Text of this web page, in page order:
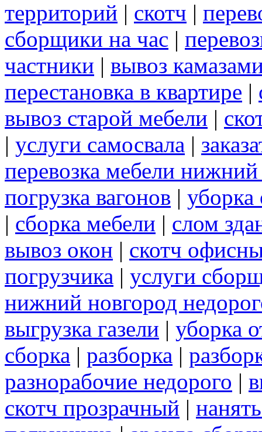
территорий | скотч |
сборщики на час |
частники | вывоз
перестановка в квартире |
вывоз старой мебели |
| услуги самосвала |
перевозка мебели
погрузка вагонов | уборка
| сборка мебели | слом
вывоз окон | скотч
погрузчика | услуги
нижний новгород
выгрузка газели | уборка
сборка | разборка |
разнорабочие недорого |
скотч прозрачный |